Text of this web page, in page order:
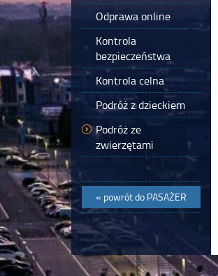
Odprawa online
Kontrola
bezpieczeństwa
Kontrola celna
Podróż z dzieckiem
Podróż ze
zwierzętami
« powrót do PASAŻER